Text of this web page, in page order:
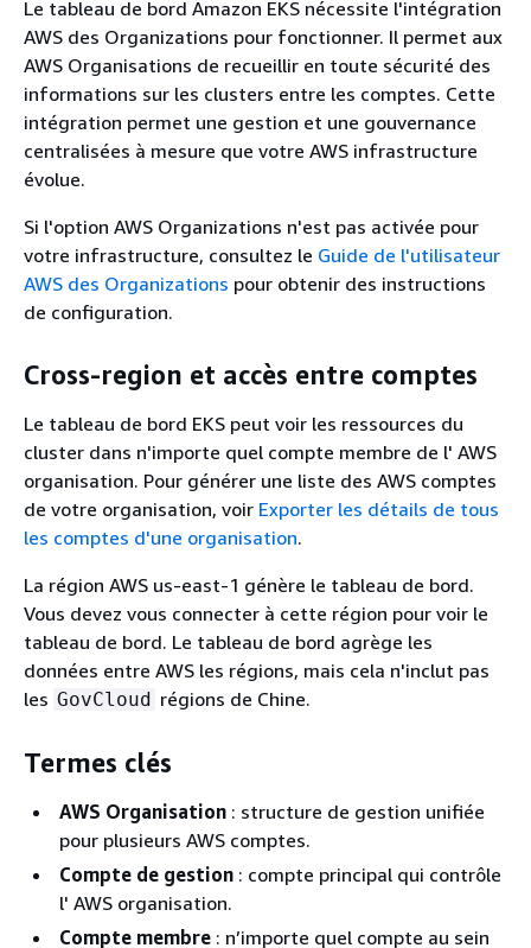
Le tableau de bord Amazon EKS nécessite l'intégration
AWS des Organizations pour fonctionner. Il permet aux
AWS Organisations de recueillir en toute sécurité des
informations sur les clusters entre les comptes. Cette
intégration permet une gestion et une gouvernance
centralisées à mesure que votre AWS infrastructure
évolue.
Si l'option AWS Organizations n'est pas activée pour
votre infrastructure, consultez le Guide de l'utilisateur
AWS des Organizations pour obtenir des instructions
de configuration.
Cross-region et accès entre comptes
Le tableau de bord EKS peut voir les ressources du
cluster dans n'importe quel compte membre de l' AWS
organisation. Pour générer une liste des AWS comptes
de votre organisation, voir Exporter les détails de tous
les comptes d'une organisation.
La région AWS us-east-1 génère le tableau de bord.
Vous devez vous connecter à cette région pour voir le
tableau de bord. Le tableau de bord agrège les
données entre AWS les régions, mais cela n'inclut pas
les GovCloud régions de Chine.
Termes clés
AWS Organisation : structure de gestion unifiée
pour plusieurs AWS comptes.
Compte de gestion : compte principal qui contrôle
l' AWS organisation.
Compte membre : n’importe quel compte au sein